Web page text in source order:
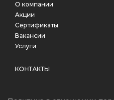
О компании
Акции
Сертификаты
Вакансии
Услуги
КОНТАКТЫ